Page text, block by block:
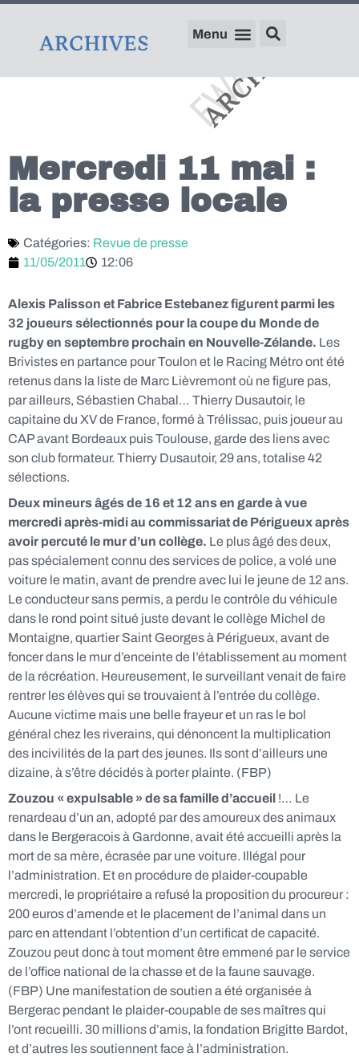
Mercredi 11 mai :
la presse locale
Catégories: Revue de presse
11/05/2011
12:06
Alexis Palisson et Fabrice Estebanez figurent parmi les
32 joueurs sélectionnés pour la coupe du Monde de
rugby en septembre prochain en Nouvelle-Zélande. Les
Brivistes en partance pour Toulon et le Racing Métro ont été
retenus dans la liste de Marc Lièvremont où ne figure pas,
par ailleurs, Sébastien Chabal… Thierry Dusautoir, le
capitaine du XV de France, formé à Trélissac, puis joueur au
CAP avant Bordeaux puis Toulouse, garde des liens avec
son club formateur. Thierry Dusautoir, 29 ans, totalise 42
sélections.
Deux mineurs âgés de 16 et 12 ans en garde à vue
mercredi après-midi au commissariat de Périgueux après
avoir percuté le mur d’un collège. Le plus âgé des deux,
pas spécialement connu des services de police, a volé une
voiture le matin, avant de prendre avec lui le jeune de 12 ans.
Le conducteur sans permis, a perdu le contrôle du véhicule
dans le rond point situé juste devant le collège Michel de
Montaigne, quartier Saint Georges à Périgueux, avant de
foncer dans le mur d’enceinte de l’établissement au moment
de la récréation. Heureusement, le surveillant venait de faire
rentrer les élèves qui se trouvaient à l’entrée du collège.
Aucune victime mais une belle frayeur et un ras le bol
général chez les riverains, qui dénoncent la multiplication
des incivilités de la part des jeunes. Ils sont d’ailleurs une
dizaine, à s’être décidés à porter plainte. (FBP)
Zouzou « expulsable » de sa famille d’accueil !… Le
renardeau d’un an, adopté par des amoureux des animaux
dans le Bergeracois à Gardonne, avait été accueilli après la
mort de sa mère, écrasée par une voiture. Illégal pour
l’administration. Et en procédure de plaider-coupable
mercredi, le propriétaire a refusé la proposition du procureur :
200 euros d’amende et le placement de l’animal dans un
parc en attendant l’obtention d’un certificat de capacité.
Zouzou peut donc à tout moment être emmené par le service
de l’office national de la chasse et de la faune sauvage.
(FBP) Une manifestation de soutien a été organisée à
Bergerac pendant le plaider-coupable de ses maîtres qui
l’ont recueilli. 30 millions d’amis, la fondation Brigitte Bardot,
et d’autres les soutiennent face à l’administration.